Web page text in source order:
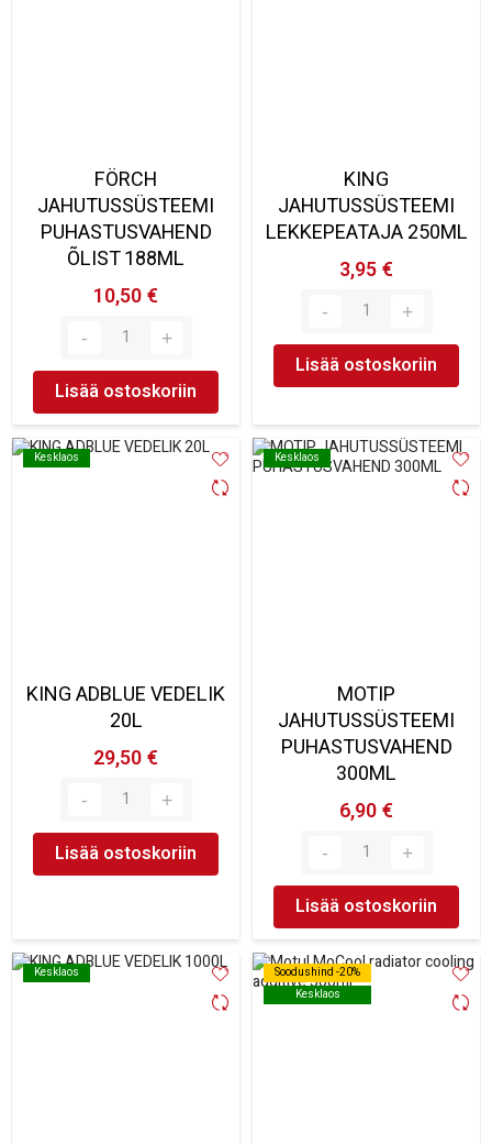
FÖRCH
JAHUTUSSÜSTEEMI
PUHASTUSVAHEND
ÕLIST 188ML
10,50 €
Lisää ostoskoriin
KING
JAHUTUSSÜSTEEMI
LEKKEPEATAJA 250ML
3,95 €
Lisää ostoskoriin
Kesklaos
Kesklaos
KING ADBLUE VEDELIK
20L
29,50 €
Lisää ostoskoriin
Kesklaos
Kesklaos
MOTIP
JAHUTUSSÜSTEEMI
PUHASTUSVAHEND
300ML
6,90 €
Lisää ostoskoriin
Kesklaos
Kesklaos
Soodushind -20%
Kesklaos
Soodushind -20%
Kesklaos